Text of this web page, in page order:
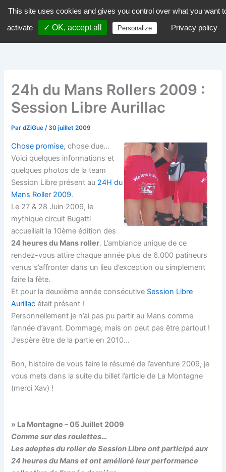
contenu
dZiGue
24h du Mans Rollers 2009 :
Session Libre Aurillac
PardZiGue/30 juillet 2009
Chose promise, chose due…
Voici quelques informations et
quelques photos de la team
Session Libre présent au 24H du
Mans Roller 2009.
Le 27 & 28 Juin 2009, le
mythique circuit Bugatti
accueillait la 10ème édition des
24 heures du Mans roller. L’ambiance unique de ce
rendez-vous attire chaque année plus de 6.000 patineurs
venus s’affronter dans un lieu d’exception ou simplement
faire la fête.
Et pour la deuxième année consécutive Session Libre
Aurillac était présent !
Personnellement je n’ai pas pu partir au Mans comme
l’année d’avant. Dommage, mais on peut pas être partout !
J’espère être de la partie en 2010…
Bon, histoire de vous faire le résumé de l’aventure 2009, je
vous mets dans la suite du billet l’article de La Montagne
(merci Xav) !
» La Montagne – 05 Juillet 2009
Comme sur des roulettes…
Les adeptes du roller deSession Libre ont participé aux
24 heures du Mans et ont amélioré leur performance
This site uses cookies and gives you control over what you want
activate
✓ OK, accept all Personalize Privacy policy